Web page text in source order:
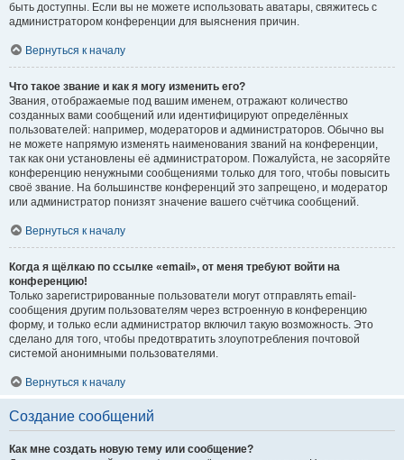
быть доступны. Если вы не можете использовать аватары, свяжитесь с
администратором конференции для выяснения причин.
Вернуться к началу
Что такое звание и как я могу изменить его?
Звания, отображаемые под вашим именем, отражают количество
созданных вами сообщений или идентифицируют определённых
пользователей: например, модераторов и администраторов. Обычно вы
не можете напрямую изменять наименования званий на конференции,
так как они установлены её администратором. Пожалуйста, не засоряйте
конференцию ненужными сообщениями только для того, чтобы повысить
своё звание. На большинстве конференций это запрещено, и модератор
или администратор понизят значение вашего счётчика сообщений.
Вернуться к началу
Когда я щёлкаю по ссылке «email», от меня требуют войти на
конференцию!
Только зарегистрированные пользователи могут отправлять email-
сообщения другим пользователям через встроенную в конференцию
форму, и только если администратор включил такую возможность. Это
сделано для того, чтобы предотвратить злоупотребления почтовой
системой анонимными пользователями.
Вернуться к началу
Создание сообщений
Как мне создать новую тему или сообщение?